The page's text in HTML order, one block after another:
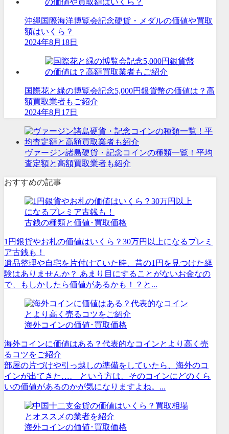
沖縄国際海洋博覧会記念硬貨・メダルの価値や買取
額はいくら？
2024年8月18日
国際花と緑の博覧会記念5,000円銀貨幣の価値は？高
額買取業者もご紹介
2024年8月17日
ヴァージン諸島硬貨・記念コインの種類一覧！平均
査定額と高額買取業者も紹介
おすすめの記事
古銭の種類と価値･買取価格
1円銀貨やお札の価値はいくら？30万円以上になるプレミ
ア古銭も！
遺品整理や自宅を片付けていた時、昔の1円を見つけた経
験はありませんか？ あまり目にすることがないお金なの
で、もしかしたら価値があるかも！？と...
海外コインの価値･買取価格
海外コインに価値はある？代表的なコインとより高く売
るコツをご紹介
部屋の片づけや引っ越しの準備をしていたら、海外のコ
インが出てきた…。 という方は、そのコインにどのくら
いの価値があるのかが気になりますよね。...
海外コインの価値･買取価格